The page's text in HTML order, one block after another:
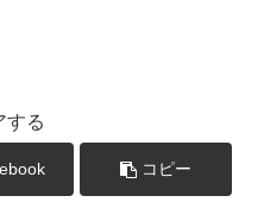
する
コピー